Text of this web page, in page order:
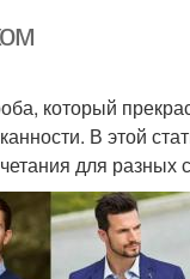
который
В этой
для разных